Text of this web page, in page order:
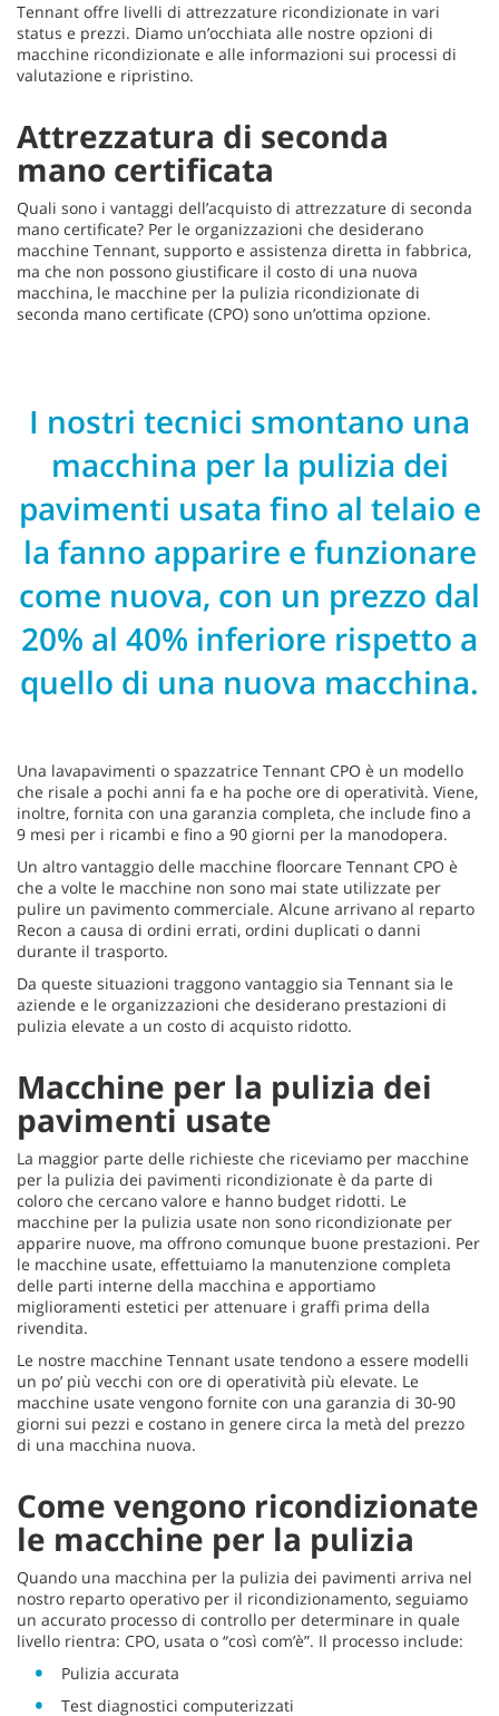
Tennant offre livelli di attrezzature ricondizionate in vari
status e prezzi. Diamo un’occhiata alle nostre opzioni di
macchine ricondizionate e alle informazioni sui processi di
valutazione e ripristino.
Attrezzatura di seconda
mano certificata
Quali sono i vantaggi dell’acquisto di attrezzature di seconda
mano certificate? Per le organizzazioni che desiderano
macchine Tennant, supporto e assistenza diretta in fabbrica,
ma che non possono giustificare il costo di una nuova
macchina, le macchine per la pulizia ricondizionate di
seconda mano certificate (CPO) sono un’ottima opzione.
I nostri tecnici smontano una
macchina per la pulizia dei
pavimenti usata fino al telaio e
la fanno apparire e funzionare
come nuova, con un prezzo dal
20% al 40% inferiore rispetto a
quello di una nuova macchina.
Una lavapavimenti o spazzatrice Tennant CPO è un modello
che risale a pochi anni fa e ha poche ore di operatività. Viene,
inoltre, fornita con una garanzia completa, che include fino a
9 mesi per i ricambi e fino a 90 giorni per la manodopera.
Un altro vantaggio delle macchine floorcare Tennant CPO è
che a volte le macchine non sono mai state utilizzate per
pulire un pavimento commerciale. Alcune arrivano al reparto
Recon a causa di ordini errati, ordini duplicati o danni
durante il trasporto.
Da queste situazioni traggono vantaggio sia Tennant sia le
aziende e le organizzazioni che desiderano prestazioni di
pulizia elevate a un costo di acquisto ridotto.
Macchine per la pulizia dei
pavimenti usate
La maggior parte delle richieste che riceviamo per macchine
per la pulizia dei pavimenti ricondizionate è da parte di
coloro che cercano valore e hanno budget ridotti. Le
macchine per la pulizia usate non sono ricondizionate per
apparire nuove, ma offrono comunque buone prestazioni. Per
le macchine usate, effettuiamo la manutenzione completa
delle parti interne della macchina e apportiamo
miglioramenti estetici per attenuare i graffi prima della
rivendita.
Le nostre macchine Tennant usate tendono a essere modelli
un po’ più vecchi con ore di operatività più elevate. Le
macchine usate vengono fornite con una garanzia di 30-90
giorni sui pezzi e costano in genere circa la metà del prezzo
di una macchina nuova.
Come vengono ricondizionate
le macchine per la pulizia
Quando una macchina per la pulizia dei pavimenti arriva nel
nostro reparto operativo per il ricondizionamento, seguiamo
un accurato processo di controllo per determinare in quale
livello rientra: CPO, usata o “così com’è”. Il processo include:
Pulizia accurata
Test diagnostici computerizzati